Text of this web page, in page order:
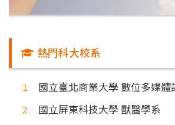
熱門科大校系
國立臺北商業大學 數位多媒體
國立屏東科技大學 獸醫學系